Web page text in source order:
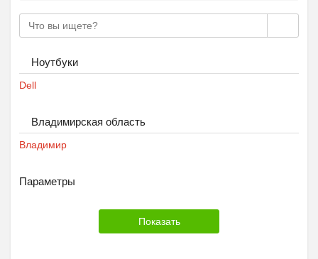
Ноутбуки
Dell
Владимирская область
Владимир
Параметры